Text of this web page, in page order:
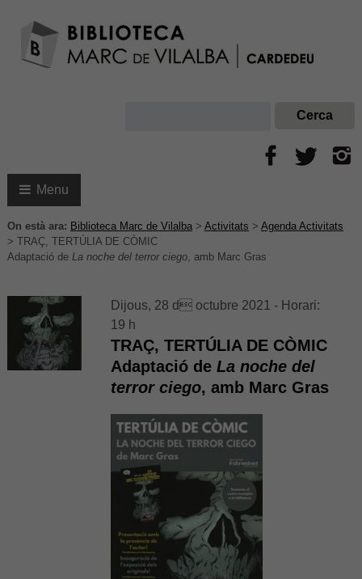
Menu
On està ara: Biblioteca Marc de Vilalba> Activitats > Agenda Activitats
> TRAÇ, TERTÚLIA DE CÒMIC
Adaptació de La noche del terror ciego, amb Marc Gras
Dijous, 28 d octubre 2021 - Horari:
19 h
TRAÇ, TERTÚLIA DE CÒMIC
Adaptació deLa noche del
terror ciego, amb Marc Gras